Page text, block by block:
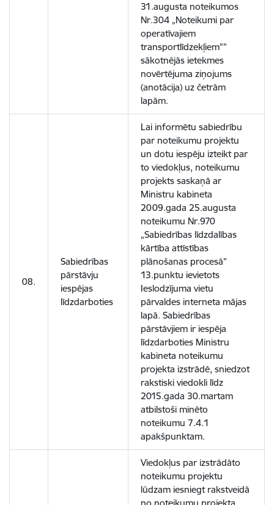
31.augusta noteikumos
Nr.304 „Noteikumi par
operatīvajiem
transportlīdzekļiem””
sākotnējās ietekmes
novērtējuma ziņojums
(anotācija) uz četrām
lapām.
08.
Sabiedrības
pārstāvju
iespējas
līdzdarboties
Lai informētu sabiedrību
par noteikumu projektu
un dotu iespēju izteikt par
to viedokļus, noteikumu
projekts saskaņā ar
Ministru kabineta
2009.gada 25.augusta
noteikumu Nr.970
„Sabiedrības līdzdalības
kārtība attīstības
plānošanas procesā”
13.punktu ievietots
Ieslodzījuma vietu
pārvaldes interneta mājas
lapā. Sabiedrības
pārstāvjiem ir iespēja
līdzdarboties Ministru
kabineta noteikumu
projekta izstrādē, sniedzot
rakstiski viedokli līdz
2015.gada 30.martam
atbilstoši minēto
noteikumu 7.4.1
apakšpunktam.
Viedokļus par izstrādāto
noteikumu projektu
lūdzam iesniegt rakstveidā